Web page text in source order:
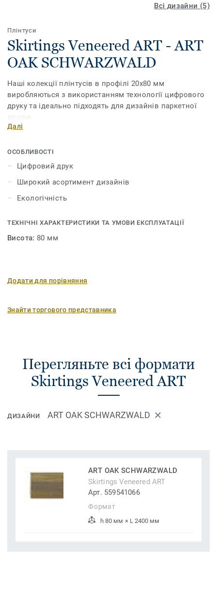
Всі дизайни (5)
Плінтуси
Skirtings Veneered ART - ART
OAK SCHWARZWALD
Наші колекції плінтусів в профілі 20х80 мм
виробляються з використанням технології цифрового
друку та ідеально підходять для дизайнів паркетної
дошки.
Далі
ОСОБЛИВОСТІ
Цифровий друк
Широкий асортимент дизайнів
Екологічність
ТЕХНІЧНІ ХАРАКТЕРИСТИКИ ТА УМОВИ ЕКСПЛУАТАЦІЇ
Висота: 80 мм
Додати для порівняння
Знайти торгового представника
Перегляньте всі формати
Skirtings Veneered ART
ДИЗАЙНИ ART OAK SCHWARZWALD
ART OAK SCHWARZWALD
Skirtings Veneered ART
Арт. 559541066
Формат
h 80 мм × L 2400 мм